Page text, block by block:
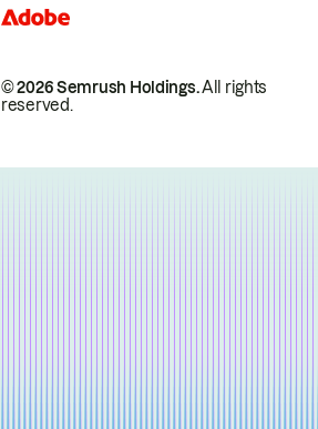
© 2026 Semrush Holdings.All rights
reserved.